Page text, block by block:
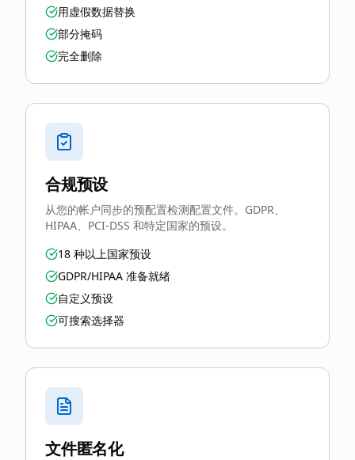
用虚假数据替换
部分掩码
完全删除
合规预设
从您的帐户同步的预配置检测配置文件。GDPR、
HIPAA、PCI-DSS 和特定国家的预设。
18 种以上国家预设
GDPR/HIPAA 准备就绪
自定义预设
可搜索选择器
文件匿名化